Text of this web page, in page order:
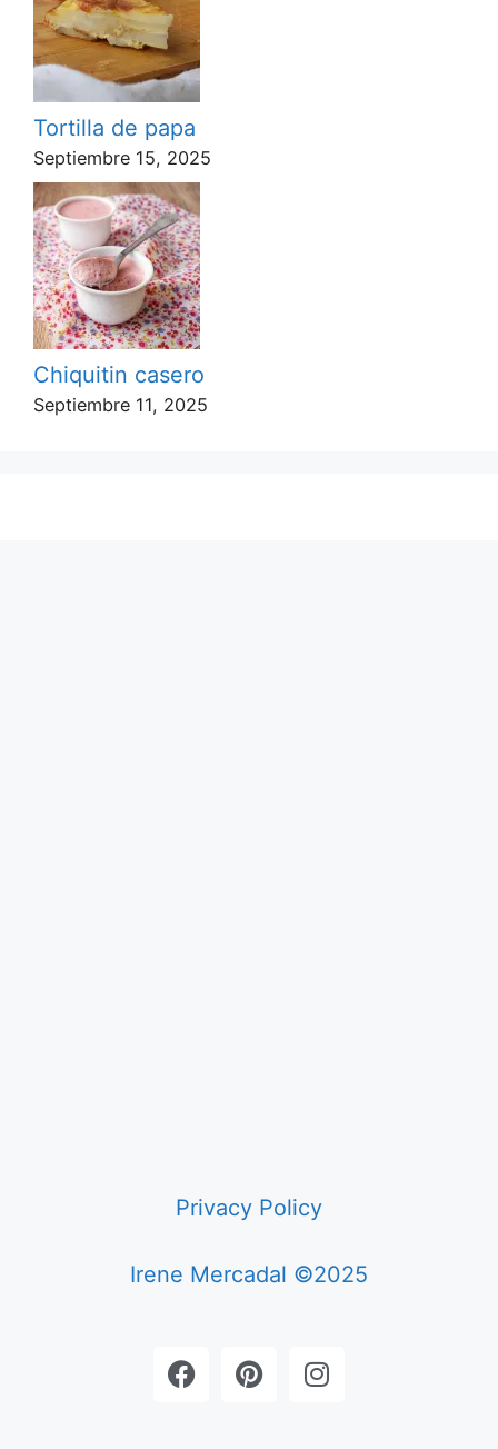
Tortilla de papa
Septiembre 15, 2025
Chiquitin casero
Septiembre 11, 2025
Privacy Policy
Irene Mercadal ©2025